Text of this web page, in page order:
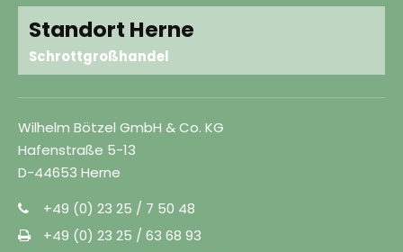
Standort Herne
Schrottgroßhandel
Wilhelm Bötzel GmbH & Co. KG
Hafenstraße 5-13
D-44653 Herne
+49 (0) 23 25 / 7 50 48
+49 (0) 23 25 / 63 68 93